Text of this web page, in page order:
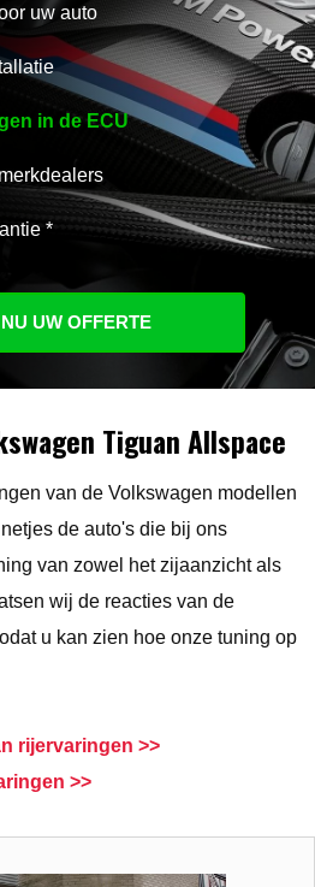
Tiguan Allspace
van de Volkswagen modellen
de auto's die bij ons
van zowel het zijaanzicht als
wij de reacties van de
u kan zien hoe onze tuning op
rijervaringen >>
>>
uw auto
in de ECU
*
UW OFFERTE